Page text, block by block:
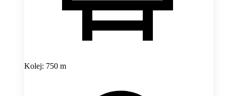
Kolej: 750 m